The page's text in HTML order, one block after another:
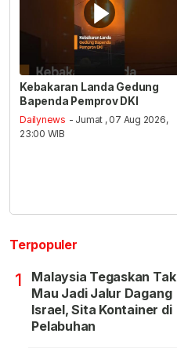
Kebakaran Landa Gedung
Bapenda Pemprov DKI
Dailynews - Jumat , 07 Aug 2026,
23:00 WIB
Terpopuler
1
Malaysia Tegaskan Tak
Mau Jadi Jalur Dagang
Israel, Sita Kontainer di
Pelabuhan